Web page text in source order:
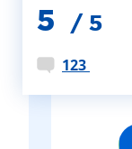
5 / 5
123